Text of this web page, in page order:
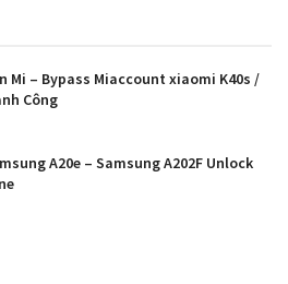
Mi – Bypass Miaccount xiaomi K40s /
Công
A20e – Samsung A202F Unlock